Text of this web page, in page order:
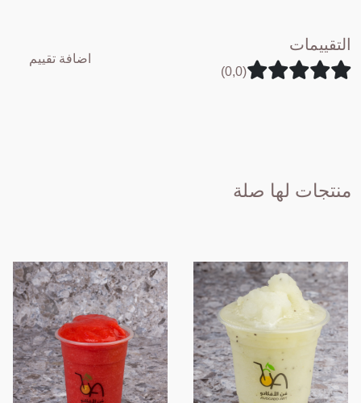
التقييمات
(0,0)
اضافة تقييم
منتجات لها صلة